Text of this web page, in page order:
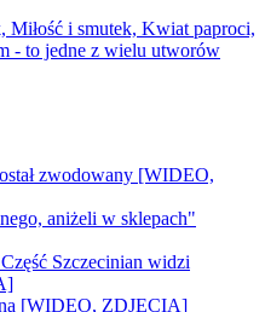
Miłość i smutek, Kwiat paproci,
- to jedne z wielu utworów
zwodowany [WIDEO,
aniżeli w sklepach"
Szczecinian widzi
[WIDEO, ZDJĘCIA]